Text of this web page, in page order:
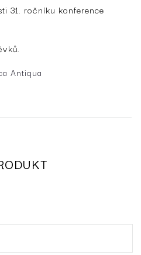
31. ročníku konference
Antiqua